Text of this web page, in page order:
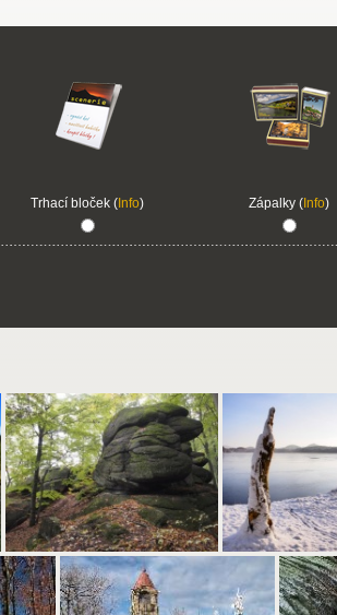
Trhací bloček ( Info) Zápalky ( Info)